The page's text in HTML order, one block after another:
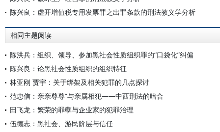
陈兴良：虚开增值税专用发票罪之出罪条款的刑法教义学分析
相同主题阅读
陈洪兵：组织、领导、参加黑社会性质组织罪的“口袋化”纠偏
陈兴良：论黑社会性质组织的组织特征
林亚刚 贾宇：关于绑架及相关犯罪的几点探讨
范忠信：亲亲尊尊”与亲属相犯——中西刑法的暗合
田飞龙：繁荣的罪孽与企业家的犯罪治理
伍德志：黑社会、游民阶层与信任